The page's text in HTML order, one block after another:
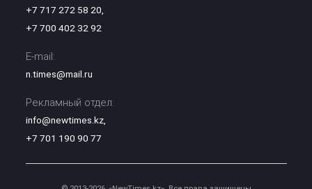
+7 717 272 58 20,
+7 700 402 32 92
E-mail:
n.times@mail.ru
Рекламный отдел:
info@newtimes.kz,
+7 701 190 90 77